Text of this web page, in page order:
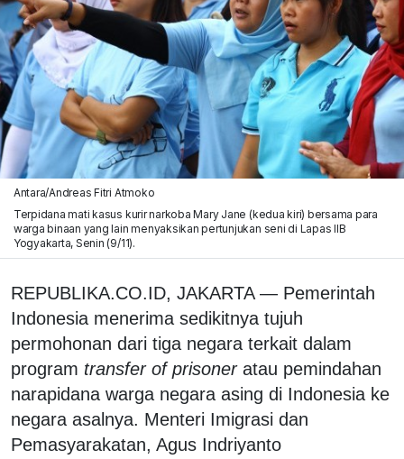
Antara/Andreas Fitri Atmoko
Terpidana mati kasus kurir narkoba Mary Jane (kedua kiri) bersama para
warga binaan yang lain menyaksikan pertunjukan seni di Lapas IIB
Yogyakarta, Senin (9/11).
REPUBLIKA.CO.ID, JAKARTA — Pemerintah
Indonesia menerima sedikitnya tujuh
permohonan dari tiga negara terkait dalam
program transfer of prisoneratau pemindahan
narapidana warga negara asing di Indonesia ke
negara asalnya. Menteri Imigrasi dan
Pemasyarakatan, Agus Indriyanto